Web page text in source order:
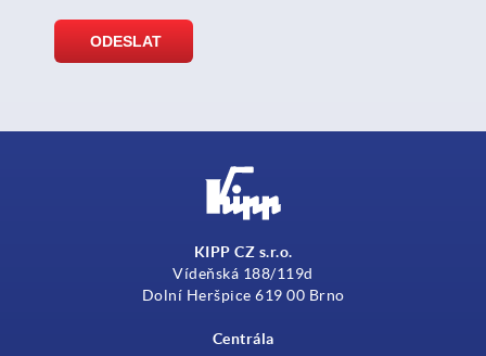
KIPP CZ s.r.o.
Vídeňská 188/119d
Dolní Heršpice 619 00 Brno
Centrála